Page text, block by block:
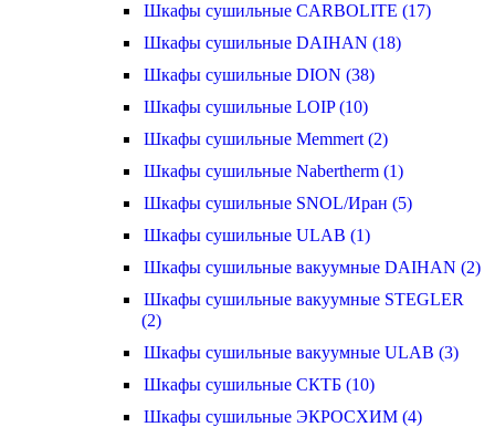
Шкафы сушильные CARBOLITE (17)
Шкафы сушильные DAIHAN (18)
Шкафы сушильные DION (38)
Шкафы сушильные LOIP (10)
Шкафы сушильные Memmert (2)
Шкафы сушильные Nabertherm (1)
Шкафы сушильные SNOL/Иран (5)
Шкафы сушильные ULAB (1)
Шкафы сушильные вакуумные DAIHAN (2)
Шкафы сушильные вакуумные STEGLER
(2)
Шкафы сушильные вакуумные ULAB (3)
Шкафы сушильные СКТБ (10)
Шкафы сушильные ЭКРОСХИМ (4)